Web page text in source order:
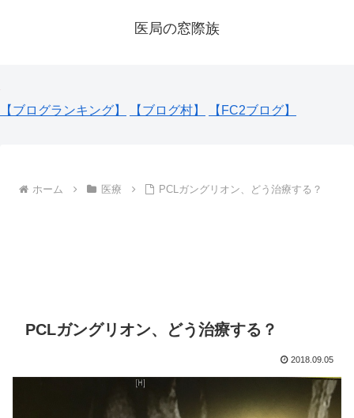
医局の窓際族
【ブログランキング】 【ブログ村】 【FC2ブログ】
ホーム 医療 PCLガングリオン、どう治療する？
PCLガングリオン、どう治療する？
2018.09.05